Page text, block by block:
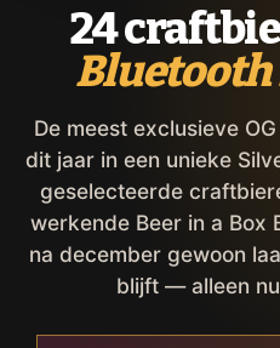
24
Bluetooth
De meest exclusieve
dit jaar in een unieke
geselecteerde
werkende Beer in a Box
na december gewoon
blijft — alleen